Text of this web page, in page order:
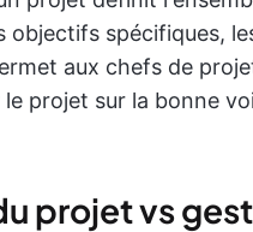
objectifs spécifiques,
aux chefs de
projet sur la bonne
projet vs